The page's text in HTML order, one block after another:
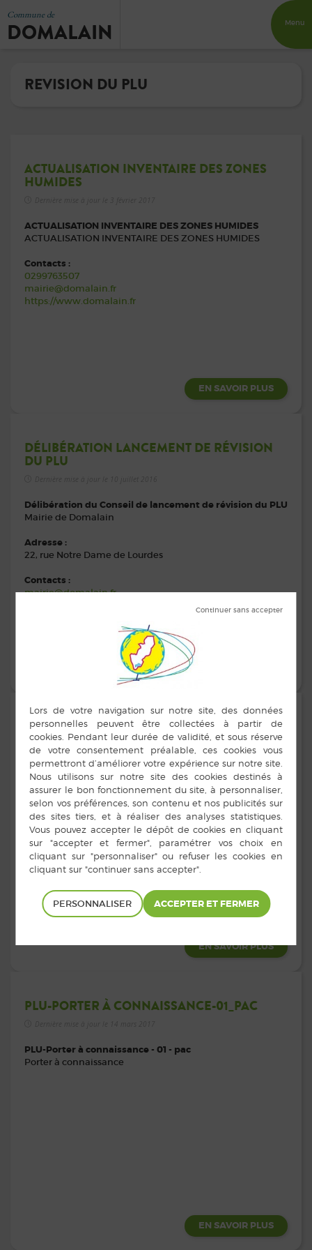
Commune de
DOMALAIN Menu
REVISION DU PLU
ACTUALISATION INVENTAIRE DES ZONES
HUMIDES
ACTUALISATION INVENTAIRE DES ZONES HUMIDES
ACTUALISATION INVENTAIRE DES ZONES HUMIDES
Contacts :
0299763507
mairie@domalain.fr
https://www.domalain.fr
EN SAVOIR PLUS
DÉLIBÉRATION LANCEMENT DE RÉVISION
DU PLU
Délibération du Conseil de lancement de révision du PLU
Mairie de Domalain
Adresse :
22, rue Notre Dame de Lourdes
Contacts :
mairie@domalain.fr
DOCUMENTS RÉVISION DU PLU – RÉUNION
PUBLIQUE DU 6 AVRIL 2017
Dernière mise à jour le 14 mars 2017
Documents Révision du PLU
EN SAVOIR PLUS
PLU-PORTER À CONNAISSANCE-01_PAC
PLU-Porter à connaissance - 01 - pac
Porter à connaissance
EN SAVOIR PLUS
PERSONNALISER